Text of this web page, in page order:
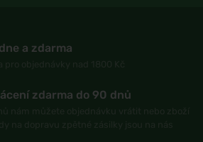
a zdarma
zdarma do 90 dnů